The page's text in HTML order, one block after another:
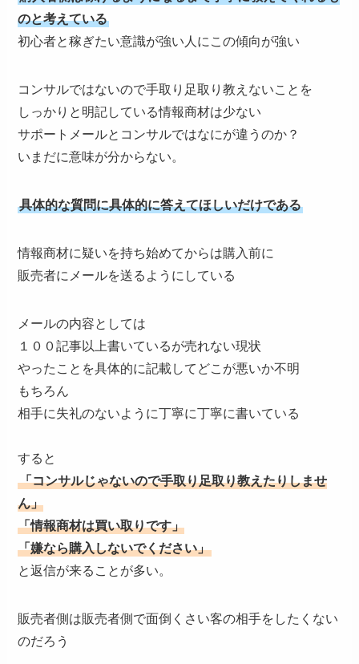
のと考えている
初心者と稼ぎたい意識が強い人にこの傾向が強い
コンサルではないので手取り足取り教えないことを
しっかりと明記している情報商材は少ない
サポートメールとコンサルではなにが違うのか？
いまだに意味が分からない。
具体的な質問に具体的に答えてほしいだけである
情報商材に疑いを持ち始めてからは購入前に
販売者にメールを送るようにしている
メールの内容としては
１００記事以上書いているが売れない現状
やったことを具体的に記載してどこが悪いか不明
もちろん
相手に失礼のないように丁寧に丁寧に書いている
すると
「コンサルじゃないので手取り足取り教えたりしませ
ん」
「情報商材は買い取りです」
「嫌なら購入しないでください」
と返信が来ることが多い。
販売者側は販売者側で面倒くさい客の相手をしたくない
のだろう